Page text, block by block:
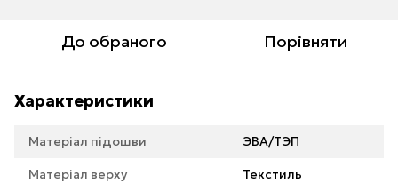
До обраного Порівняти
Характеристики
Матеріал підошви ЭВА/ТЭП
Матеріал верху Текстиль